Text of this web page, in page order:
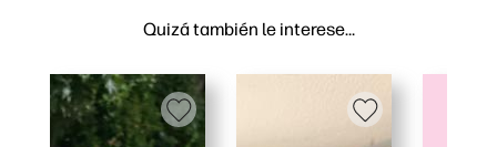
Quizá también le interese…